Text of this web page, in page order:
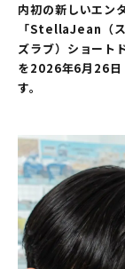
内初の新しいエン
「StellaJean（
ズラブ）ショート
を2026年6月26日
す。